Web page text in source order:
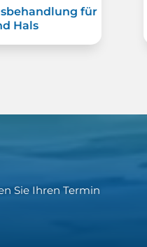
für
Hals
Sie Ihren Termin